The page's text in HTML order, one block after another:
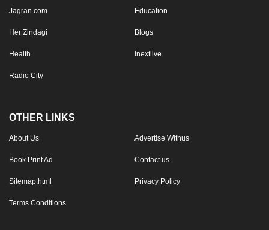
Jagran.com Education
Her Zindagi Blogs
Health Inextlive
Radio City
OTHER LINKS
About Us Advertise Withus
Book Print Ad Contact us
Sitemap.html Privacy Policy
Terms Conditions